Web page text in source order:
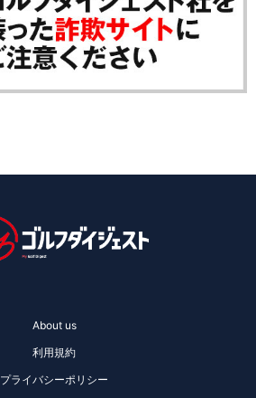
About us
利用規約
プライバシーポリシー